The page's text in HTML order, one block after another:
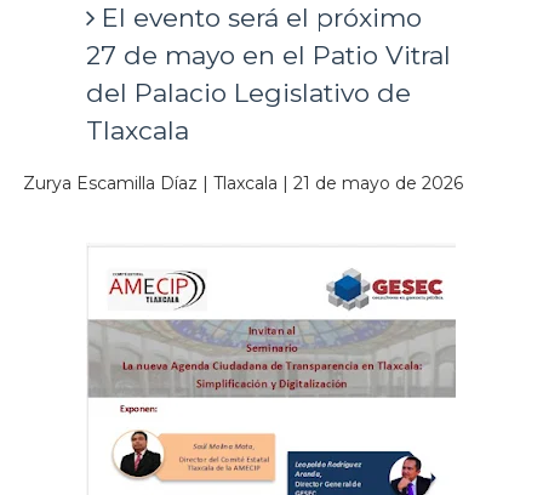
El evento será el próximo
27 de mayo en el Patio Vitral
del Palacio Legislativo de
Tlaxcala
Zurya Escamilla Díaz | Tlaxcala | 21 de mayo de 2026